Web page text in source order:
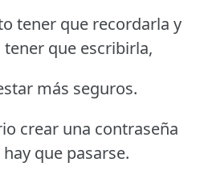
tener que recordarla y
que escribirla,
más seguros.
crear una contraseña
que pasarse.